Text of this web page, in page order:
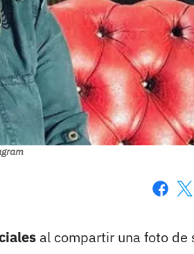
al compartir una foto de